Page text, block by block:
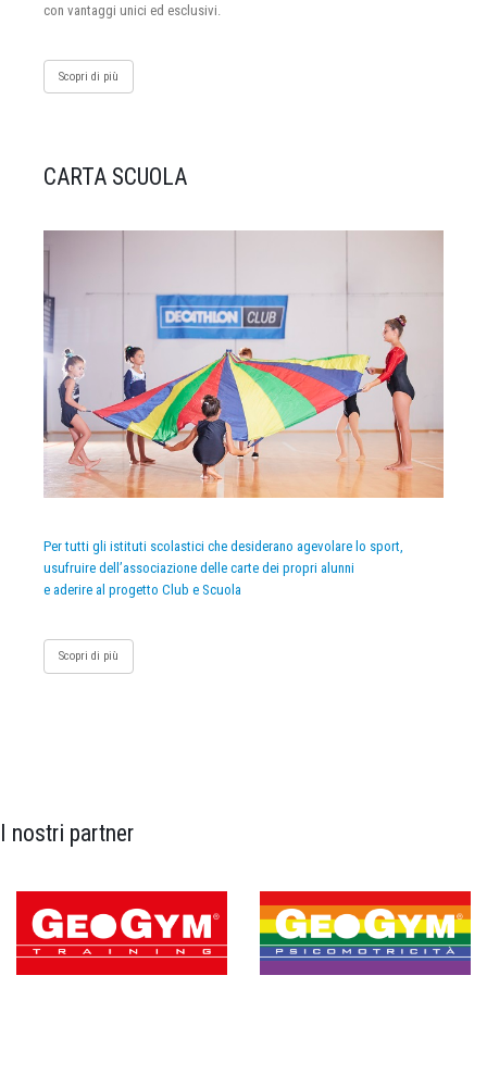
con vantaggi unici ed esclusivi.
Scopri di più
CARTA SCUOLA
Per tutti gli istituti scolastici che desiderano agevolare lo sport,
usufruire dell’associazione delle carte dei propri alunni
e aderire al progetto Club e Scuola
Scopri di più
I nostri partner